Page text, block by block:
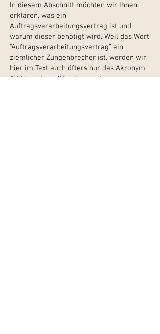
In diesem Abschnitt möchten wir Ihnen
erklären, was ein
Auftragsverarbeitungsvertrag ist und
warum dieser benötigt wird. Weil das Wort
“Auftragsverarbeitungsvertrag” ein
ziemlicher Zungenbrecher ist, werden wir
hier im Text auch öfters nur das Akronym
AVV benutzen. Wie die meisten